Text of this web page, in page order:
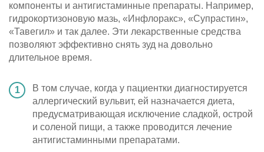
компоненты и антигистаминные препараты. Например,
гидрокортизоновую мазь, «Инфлоракс», «Супрастин»,
«Тавегил» и так далее. Эти лекарственные средства
позволяют эффективно снять зуд на довольно
длительное время.
В том случае, когда у пациентки диагностируется
аллергический вульвит, ей назначается диета,
предусматривающая исключение сладкой, острой
и соленой пищи, а также проводится лечение
антигистаминными препаратами.